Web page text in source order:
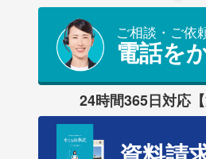
ご相談・ご依
電話を
24時間365日対応【